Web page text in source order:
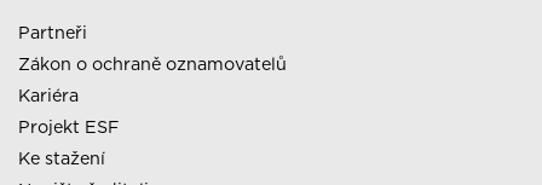
Partneři
Zákon o ochraně oznamovatelů
Kariéra
Projekt ESF
Ke stažení